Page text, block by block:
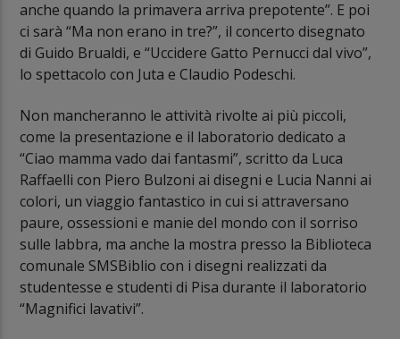
anche quando la primavera arriva prepotente”. E poi
ci sarà “Ma non erano in tre?”, il concerto disegnato
di Guido Brualdi, e “Uccidere Gatto Pernucci dal vivo”,
lo spettacolo con Juta e Claudio Podeschi.
Non mancheranno le attività rivolte ai più piccoli,
come la presentazione e il laboratorio dedicato a
“Ciao mamma vado dai fantasmi”, scritto da Luca
Raffaelli con Piero Bulzoni ai disegni e Lucia Nanni ai
colori, un viaggio fantastico in cui si attraversano
paure, ossessioni e manie del mondo con il sorriso
sulle labbra, ma anche la mostra presso la Biblioteca
comunale SMSBiblio con i disegni realizzati da
studentesse e studenti di Pisa durante il laboratorio
“Magnifici lavativi”.